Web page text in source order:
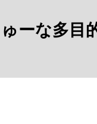
ーな多目